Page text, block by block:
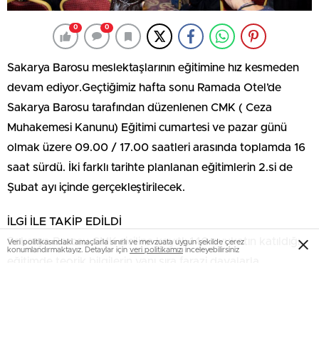
0 0
Sakarya Barosu meslektaşlarının eğitimine hız kesmeden
devam ediyor.Geçtiğimiz hafta sonu Ramada Otel’de
Sakarya Barosu tarafından düzenlenen CMK ( Ceza
Muhakemesi Kanunu) Eğitimi cumartesi ve pazar günü
olmak üzere 09.00 / 17.00 saatleri arasında toplamda 16
saat sürdü. İki farklı tarihte planlanan eğitimlerin 2.si de
Şubat ayı içinde gerçekleştirilecek.
İLGİ İLE TAKİP EDİLDİ
Sakarya Barosu CMK siciline kayıtlı 140 avukatın katıldığı
Veri politikasındaki amaçlarla sınırlı ve mevzuata uygun şekilde çerez
konumlandırmaktayız. Detaylar için veri politikamızı inceleyebilirsiniz